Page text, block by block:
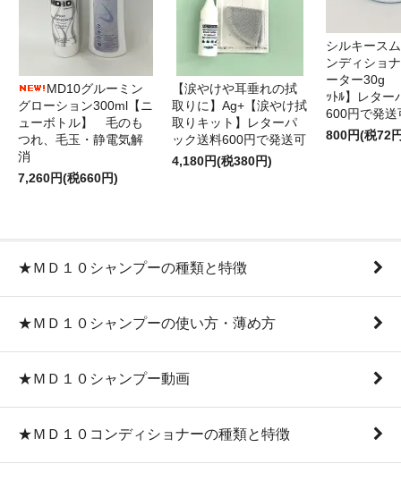
MD10グルーミン
グローション300ml【ニ
ューボトル】 毛のも
つれ、毛玉・静電気解
消
7,260円(税660円)
【涙やけや耳垂れの拭
取りに】Ag+【涙やけ拭
取りキット】レターパ
ック送料600円で発送可
4,180円(税380円)
シルキース
ンディショ
ーター30g
ｯﾄﾙ】レター
600円で発送
800円(税72
★ＭＤ１０シャンプーの種類と特徴
★ＭＤ１０シャンプーの使い方・薄め方
★ＭＤ１０シャンプー動画
★ＭＤ１０コンディショナーの種類と特徴